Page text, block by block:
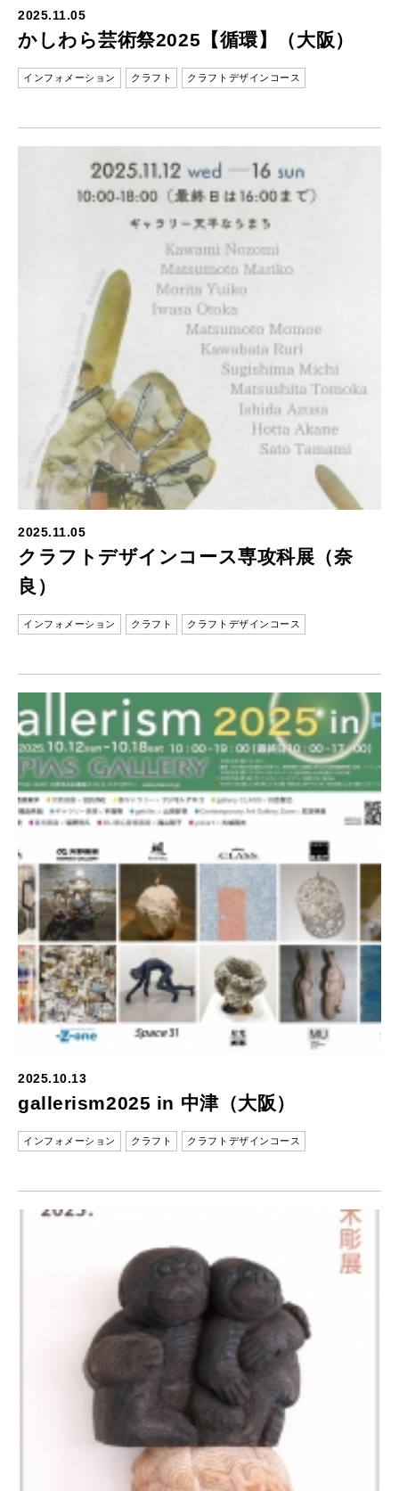
2025.11.05
かしわら芸術祭2025【循環】（大阪）
インフォメーション クラフト クラフトデザインコース
2025.11.05
クラフトデザインコース専攻科展（奈
良）
インフォメーション クラフト クラフトデザインコース
2025.10.13
gallerism2025 in 中津（大阪）
インフォメーション クラフト クラフトデザインコース